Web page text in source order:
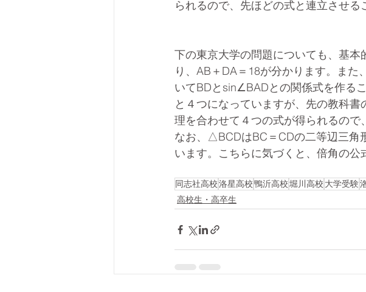
られるので、先ほどの式と連立させる
下の東京大学の問題についても、基
り、AB＋DA＝18が分かります。ま
いてBDとsin∠BADとの関係式を作る
と４つになっていますが、先の教科
理を合わせて４つの式が得られるので
なお、△BCDはBC＝CDの二等辺三角
います。こちらに気づくと、倍角の公
同志社高校洛星高校鴨沂高校堀川高校 大学受験
高校生・高卒生